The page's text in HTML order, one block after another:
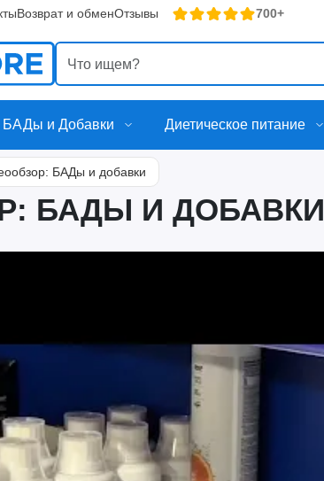
Возврат и обменОтзывы 700+
БАДы и Добавки Диетическое питание
БАДы и добавки
БАДЫ И ДОБАВКИ